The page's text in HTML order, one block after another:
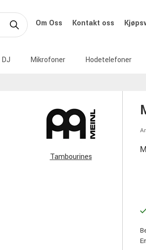
Om Oss Kontakt oss
DJ Mikrofoner Hodetelefoner
Tambourines